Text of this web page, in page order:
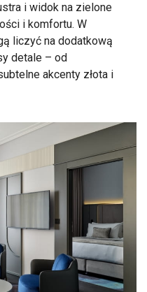
i widok na zielone
i komfortu. W
liczyć na dodatkową
detale – od
akcenty złota i